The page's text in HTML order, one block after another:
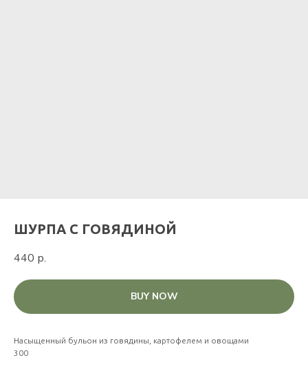
ШУРПА С ГОВЯДИНОЙ
440 р.
BUY NOW
Насыщенный бульон из говядины, картофелем и овощами
300